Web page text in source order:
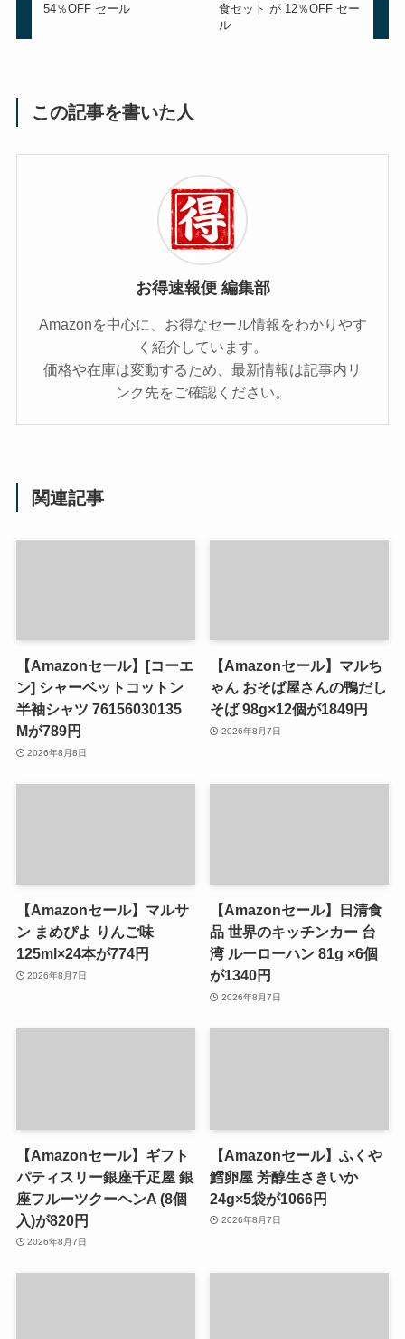
54％OFF セール
食セット が 12％OFF セー
ル
この記事を書いた人
お得速報便 編集部
Amazonを中心に、お得なセール情報をわかりやす
く紹介しています。
価格や在庫は変動するため、最新情報は記事内リ
ンク先をご確認ください。
関連記事
【Amazonセール】[コーエ
ン] シャーベットコットン
半袖シャツ 76156030135
Mが789円
2026年8月8日
【Amazonセール】マルち
ゃん おそば屋さんの鴨だし
そば 98g×12個が1849円
2026年8月7日
【Amazonセール】マルサ
ン まめぴよ りんご味
125ml×24本が774円
2026年8月7日
【Amazonセール】日清食
品 世界のキッチンカー 台
湾 ルーローハン 81g ×6個
が1340円
2026年8月7日
【Amazonセール】ギフト
パティスリー銀座千疋屋 銀
座フルーツクーヘンA (8個
入)が820円
2026年8月7日
【Amazonセール】ふくや
鱈卵屋 芳醇生さきいか
24g×5袋が1066円
2026年8月7日